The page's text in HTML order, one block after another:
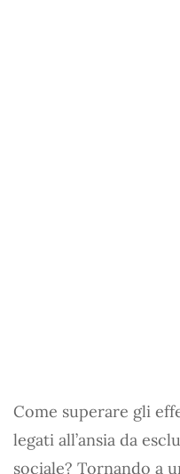
Come superare gli
legati all’ansia da
sociale? Tornando a